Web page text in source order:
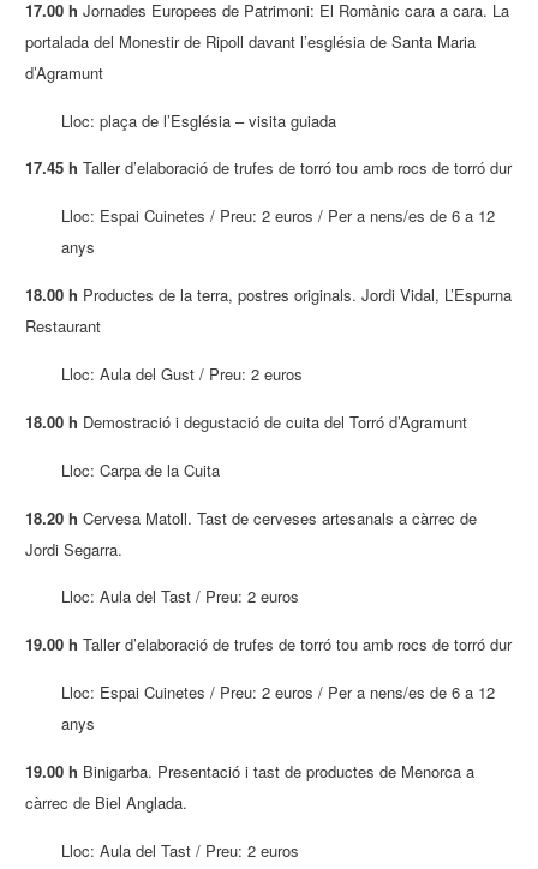
17.00 h Jornades Europees de Patrimoni: El Romànic cara a cara. La
portalada del Monestir de Ripoll davant l’església de Santa Maria
d’Agramunt
Lloc: plaça de l’Església – visita guiada
17.45 h Taller d’elaboració de trufes de torró tou amb rocs de torró dur
Lloc: Espai Cuinetes / Preu: 2 euros / Per a nens/es de 6 a 12
anys
18.00 h Productes de la terra, postres originals. Jordi Vidal, L’Espurna
Restaurant
Lloc: Aula del Gust / Preu: 2 euros
18.00 h Demostració i degustació de cuita del Torró d’Agramunt
Lloc: Carpa de la Cuita
18.20 h Cervesa Matoll. Tast de cerveses artesanals a càrrec de
Jordi Segarra.
Lloc: Aula del Tast / Preu: 2 euros
19.00 h Taller d’elaboració de trufes de torró tou amb rocs de torró dur
Lloc: Espai Cuinetes / Preu: 2 euros / Per a nens/es de 6 a 12
anys
19.00 h Binigarba. Presentació i tast de productes de Menorca a
càrrec de Biel Anglada.
Lloc: Aula del Tast / Preu: 2 euros